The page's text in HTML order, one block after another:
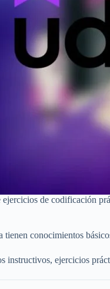
ejercicios de codificación
conocimientos
instructivos, ejercicios